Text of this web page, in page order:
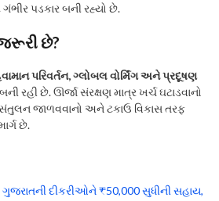
પડકાર બની રહ્યો છે.
છે?
પરિવર્તન, ગ્લોબલ વોર્મિંગ અને પ્રદૂષણ
રહી છે. ઊર્જા સંરક્ષણ માત્ર ખર્ચ ઘટાડવાનો
સંતુલન જાળવવાનો અને ટકાઉ વિકાસ તરફ
છે.
ગુજરાતની દીકરીઓને ₹50,000 સુધીની સહાય,